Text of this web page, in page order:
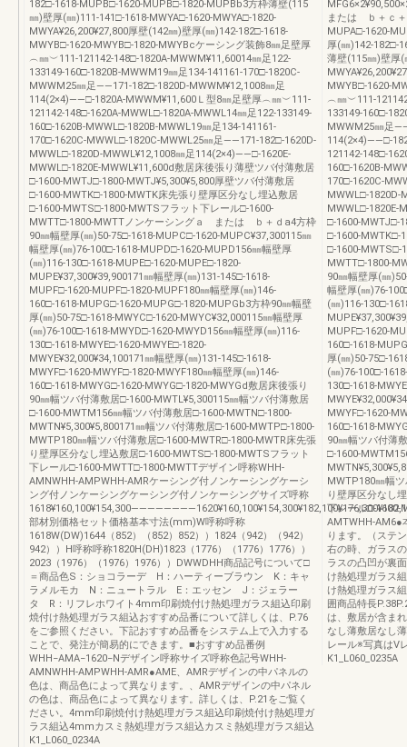
182□-1618-MUPB□-1620-MUPB□-1820-MUPBb3方枠薄壁(115
㎜)壁厚(㎜)111-141□-1618-MWYA□-1620-MWYA□-1820-
MWYA¥26,200¥27,800厚壁(142㎜)壁厚(㎜)142-182□-1618-
MWYB□-1620-MWYB□-1820-MWYBcケーシング装飾8㎜足壁厚
︵㎜︶111-121142-148□-1820A-MWWM¥11,60014㎜足122-
133149-160□-1820B-MWWM19㎜足134-141161-170□-1820C-
MWWM25㎜足――171-182□-1820D-MWWM¥12,1008㎜足
114(2×4)――□-1820A-MWWM¥11,600Ｌ型8㎜足壁厚︵㎜︶111-
121142-148□-1620A-MWWL□-1820A-MWWL14㎜足122-133149-
160□-1620B-MWWL□-1820B-MWWL19㎜足134-141161-
170□-1620C-MWWL□-1820C-MWWL25㎜足――171-182□-1620D-
MWWL□-1820D-MWWL¥12,1008㎜足114(2×4)――□-1620E-
MWWL□-1820E-MWWL¥11,600d敷居床後張り薄壁ツバ付薄敷居
□-1600-MWTJ□-1800-MWTJ¥5,300¥5,800厚壁ツバ付薄敷居
□-1600-MWTK□-1800-MWTK床先張り壁厚区分なし埋込敷居
□-1600-MWTS□-1800-MWTSフラット下レール□-1600-
MWTT□-1800-MWTTノンケーシングａ または ｂ＋ｄa4方枠
90㎜幅壁厚(㎜)50-75□-1618-MUPC□-1620-MUPC¥37,300115㎜
幅壁厚(㎜)76-100□-1618-MUPD□-1620-MUPD156㎜幅壁厚
(㎜)116-130□-1618-MUPE□-1620-MUPE□-1820-
MUPE¥37,300¥39,900171㎜幅壁厚(㎜)131-145□-1618-
MUPF□-1620-MUPF□-1820-MUPF180㎜幅壁厚(㎜)146-
160□-1618-MUPG□-1620-MUPG□-1820-MUPGb3方枠90㎜幅壁
厚(㎜)50-75□-1618-MWYC□-1620-MWYC¥32,000115㎜幅壁厚
(㎜)76-100□-1618-MWYD□-1620-MWYD156㎜幅壁厚(㎜)116-
130□-1618-MWYE□-1620-MWYE□-1820-
MWYE¥32,000¥34,100171㎜幅壁厚(㎜)131-145□-1618-
MWYF□-1620-MWYF□-1820-MWYF180㎜幅壁厚(㎜)146-
160□-1618-MWYG□-1620-MWYG□-1820-MWYGd敷居床後張り
90㎜幅ツバ付薄敷居□-1600-MWTL¥5,300115㎜幅ツバ付薄敷居
□-1600-MWTM156㎜幅ツバ付薄敷居□-1600-MWTN□-1800-
MWTN¥5,300¥5,800171㎜幅ツバ付薄敷居□-1600-MWTP□-1800-
MWTP180㎜幅ツバ付薄敷居□-1600-MWTR□-1800-MWTR床先張
り壁厚区分なし埋込敷居□-1600-MWTS□-1800-MWTSフラット
下レール□-1600-MWTT□-1800-MWTTデザイン呼称WHH-
AMNWHH-AMPWHH-AMRケーシング付ノンケーシングケーシ
ング付ノンケーシングケーシング付ノンケーシングサイズ呼称
部材別価格セット価格基本寸法(mm)W呼称呼称
1618W(DW)1644（852）（852）852））1824（942）（942）
942））H呼称呼称1820H(DH)1823（1776）（1776）1776））
2023（1976）（1976）1976））DWWDHH商品記号について□
＝商品色S：ショコラーデ H：ハーティーブラウン K：キャ
ラメルモカ N：ニュートラル E：エッセン J：ジェラー
タ R：リフレホワイト4mm印刷焼付け熱処理ガラス組込印刷
焼付け熱処理ガラス組込おすすめ品番について詳しくは、P.76
をご参照ください。下記おすすめ品番をシステム上で入力する
ことで、発注が簡易的にできます。■おすすめ品番例
WHH−AMA−1620−Nデザイン呼称サイズ呼称色記号WHH-
AMNWHH-AMPWHH-AMR●AME、AMRデザインの中パネルの
色は、商品色によって異なります。、AMRデザインの中パネル
の色は、商品色によって異なります。詳しくは、P.21をご覧く
ださい。4mm印刷焼付け熱処理ガラス組込印刷焼付け熱処理ガ
ラス組込4mmカスミ熱処理ガラス組込カスミ熱処理ガラス組込
K1_L060_0234A
または ｂ＋ｃ＋
MUPA□-1620-
厚(㎜)142-182□-
薄壁(115㎜)壁厚(
MWYB□-1620-
︵㎜︶111-
133149-160□-
MWWM25㎜足
114(2×4)――□-
121142-148□-
160□-1620B-
170□-1620C-
MWWL□-1820D-
MWWL□-1820E-
□-1600-MWTJ□-
□-1600-MWTK□-
□-1600-MWTS□-
MWTT□-1800-
90㎜幅壁厚(㎜
幅壁厚(㎜)76-
(㎜)116-130□-
MUPF□-1620-
160□-1618-
厚(㎜)50-75□-
(㎜)76-100□-
130□-1618-
MWYF□-1620-
160□-1618-
90㎜幅ツバ付薄
□-1600-
MWTP180㎜幅
り壁厚区分なし
下レール□-1600-
AMTWHH-
ります。（ステ
右の時、ガラス
ラスの凸凹が裏
け熱処理ガラス
け熱処理ガラス
囲商品特長
は、敷居が含ま
なし薄敷居なし
レール※写真はV
K1_L060_0235A